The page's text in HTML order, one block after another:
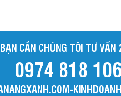
BẠN CẦN CHÚNG TÔI TƯ VẤN
0974 818 106